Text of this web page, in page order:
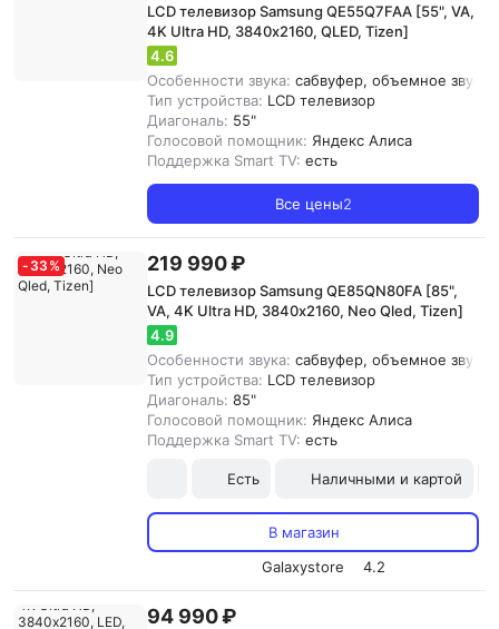
LCD телевизор Samsung QE55Q7FAA [55", VA,
4K Ultra HD, 3840х2160, QLED, Tizen]
4.6
Особенности звука: сабвуфер, объемное
Тип устройства: LCD телевизор
Диагональ: 55"
Голосовой помощник: Яндекс Алиса
Поддержка Smart TV: есть
Все цены2
- 33 % 219 990 ₽
LCD телевизор Samsung QE85QN80FA [85",
VA, 4K Ultra HD, 3840х2160, Neo Qled, Tizen]
4.9
Особенности звука: сабвуфер, объемное
Тип устройства: LCD телевизор
Диагональ: 85"
Голосовой помощник: Яндекс Алиса
Поддержка Smart TV: есть
Есть Наличными и картой
В магазин
Galaxystore
4.2
94 990 ₽